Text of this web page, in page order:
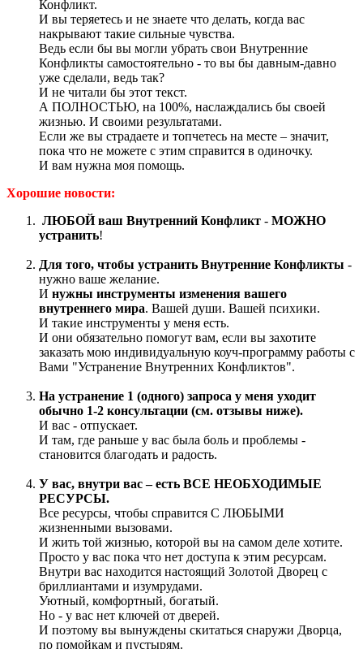
Конфликт.
И вы теряетесь и не знаете что делать, когда вас
накрывают такие сильные чувства.
Ведь если бы вы могли убрать свои Внутренние
Конфликты самостоятельно - то вы бы давным-давно
уже сделали, ведь так?
И не читали бы этот текст.
А ПОЛНОСТЬЮ, на 100%, наслаждались бы своей
жизнью. И своими результатами.
Если же вы страдаете и топчетесь на месте – значит,
пока что не можете с этим справится в одиночку.
И вам нужна моя помощь.
Хорошие новости:
ЛЮБОЙ ваш Внутренний Конфликт - МОЖНО
устранить!
Для того, чтобы устранить Внутренние Конфликты -
нужно ваше желание.
И нужны инструменты изменения вашего
внутреннего мира. Вашей души. Вашей психики.
И такие инструменты у меня есть.
И они обязательно помогут вам, если вы захотите
заказать мою индивидуальную коуч-программу работы с
Вами "Устранение Внутренних Конфликтов".
На устранение 1 (одного) запроса у меня уходит
обычно 1-2 консультации (см. отзывы ниже).
И вас - отпускает.
И там, где раньше у вас была боль и проблемы -
становится благодать и радость.
У вас, внутри вас – есть ВСЕ НЕОБХОДИМЫЕ
РЕСУРСЫ.
Все ресурсы, чтобы справится С ЛЮБЫМИ
жизненными вызовами.
И жить той жизнью, которой вы на самом деле хотите.
Просто у вас пока что нет доступа к этим ресурсам.
Внутри вас находится настоящий Золотой Дворец с
бриллиантами и изумрудами.
Уютный, комфортный, богатый.
Но - у вас нет ключей от дверей.
И поэтому вы вынуждены скитаться снаружи Дворца,
по помойкам и пустырям.